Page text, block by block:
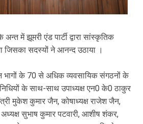
में झूमरी एंड पार्टी द्वारा सांस्कृतिक
जिसका सदस्यों ने आनन्द उठाया ।
भागों के 70 से अधिक व्यवसायिक संगठनों के
के साथ-साथ उपाध्यक्ष एन0 के0 ठाकुर
मुकेश कुमार जैन, कोषाध्यक्ष राजेश जैन,
सुभाष कुमार पटवारी, आशीष शंकर,